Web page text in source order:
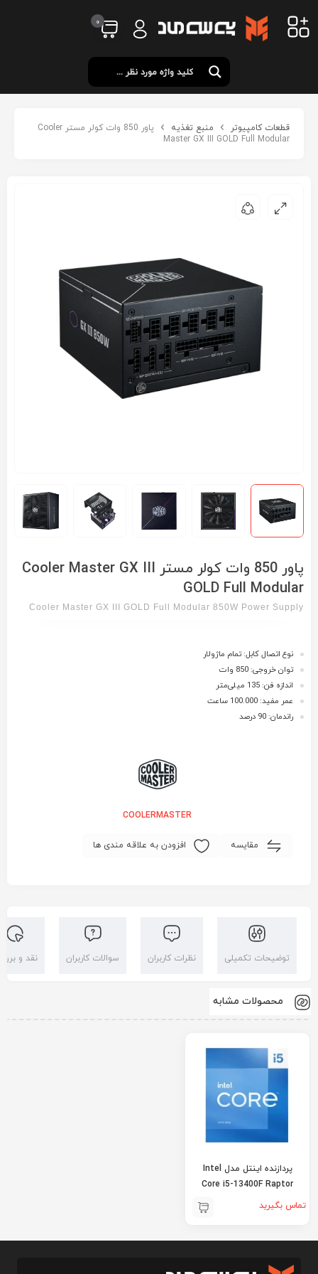
0
قطعات کامپیوتر منبع تغذیه
پاور 850 وات کولر مستر Cooler
Master GX III GOLD Full Modular
پاور 850 وات کولر مستر Cooler Master GX III
GOLD Full Modular
Cooler Master GX III GOLD Full Modular 850W Power Supply
نوع اتصال کابل: تمام ماژولار
توان خروجی: 850 وات
اندازه فن: 135 میلی‌متر
عمر مفید: 100.000 ساعت
راندمان: 90 درصد
COOLERMASTER
مقایسه افزودن به علاقه مندی ها
توضیحات تکمیلی نظرات کاربران سوالات کاربران نقد و
محصولات مشابه
پردازنده اینتل مدل Intel
Core i5-13400F Raptor
تماس بگیرید